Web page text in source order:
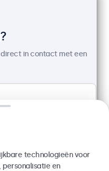
direct in contact met een
technologieën voor
en